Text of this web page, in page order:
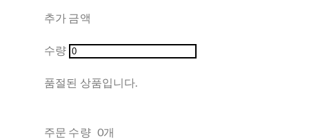
추가 금액
수량
품절된 상품입니다.
주문 수량 0개